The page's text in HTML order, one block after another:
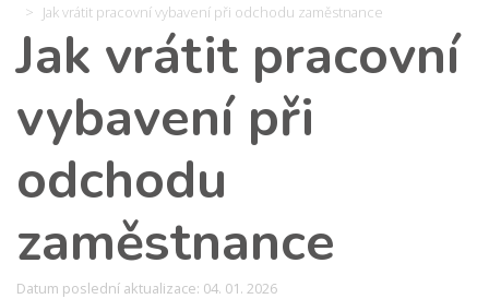
Jak vrátit pracovní vybavení při odchodu zaměstnance
Jak vrátit pracovní
vybavení při
odchodu
zaměstnance
Datum poslední aktualizace: 04. 01. 2026